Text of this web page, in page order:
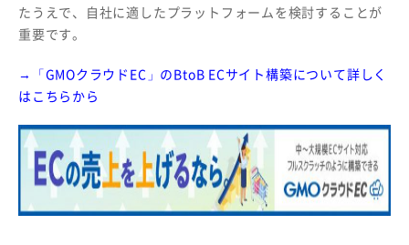
たうえで、自社に適したプラットフォームを検討することが
重要です。
→「GMOクラウドEC」のBtoB ECサイト構築について詳しく
はこちらから